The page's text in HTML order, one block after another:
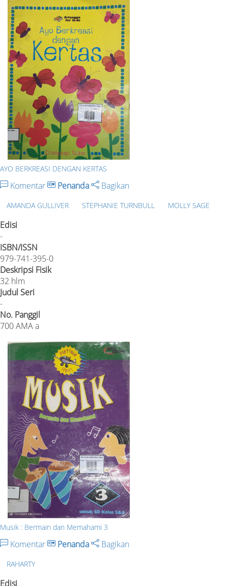
AYO BERKREASI DENGAN KERTAS
Komentar Penanda Bagikan
AMANDA GULLIVER STEPHANIE TURNBULL MOLLY SAGE
Edisi
-
ISBN/ISSN
979-741-395-0
Deskripsi Fisik
32 hlm
Judul Seri
-
No. Panggil
700 AMA a
Musik : Bermain dan Memahami 3
Komentar Penanda Bagikan
RAHARTY
Edisi